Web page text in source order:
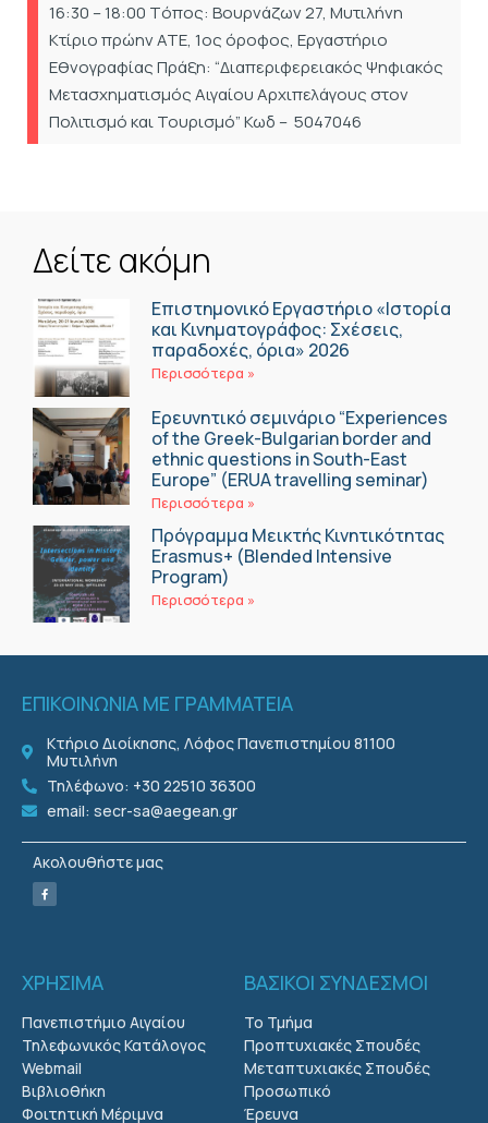
16:30 – 18:00 Tόπος: Βουρνάζων 27, Μυτιλήνη
Κτίριο πρώην ΑΤΕ, 1ος όροφος, Εργαστήριο
ΕθνογραφίαςΠράξη: “Διαπεριφερειακός Ψηφιακός
Μετασχηματισμός Αιγαίου Αρχιπελάγους στον
Πολιτισμό και Τουρισμό” Κωδ – 5047046
Δείτε ακόμη
Επιστημονικό Εργαστήριο «Ιστορία
και Κινηματογράφος: Σχέσεις,
παραδοχές, όρια» 2026
Περισσότερα »
Ερευνητικό σεμινάριο “Experiences
of the Greek-Bulgarian border and
ethnic questions in South-East
Europe” (ERUA travelling seminar)
Περισσότερα »
Πρόγραμμα Μεικτής Κινητικότητας
Erasmus+ (Blended Intensive
Program)
Περισσότερα »
ΕΠΙΚΟΙΝΩΝΙΑ ΜΕ ΓΡΑΜΜΑΤΕΙΑ
Κτήριο Διοίκησης, Λόφος Πανεπιστημίου 81100
Μυτιλήνη
Τηλέφωνο: +30 22510 36300
email: secr-sa@aegean.gr
Ακολουθήστε μας
ΧΡΗΣΙΜΑ
Πανεπιστήμιο Αιγαίου
Τηλεφωνικός Κατάλογος
Webmail
Βιβλιοθήκη
Φοιτητική Μέριμνα
ΒΑΣΙΚΟΙ ΣΥΝΔΕΣΜΟΙ
Το Τμήμα
Προπτυχιακές Σπουδές
Μεταπτυχιακές Σπουδές
Προσωπικό
Έρευνα